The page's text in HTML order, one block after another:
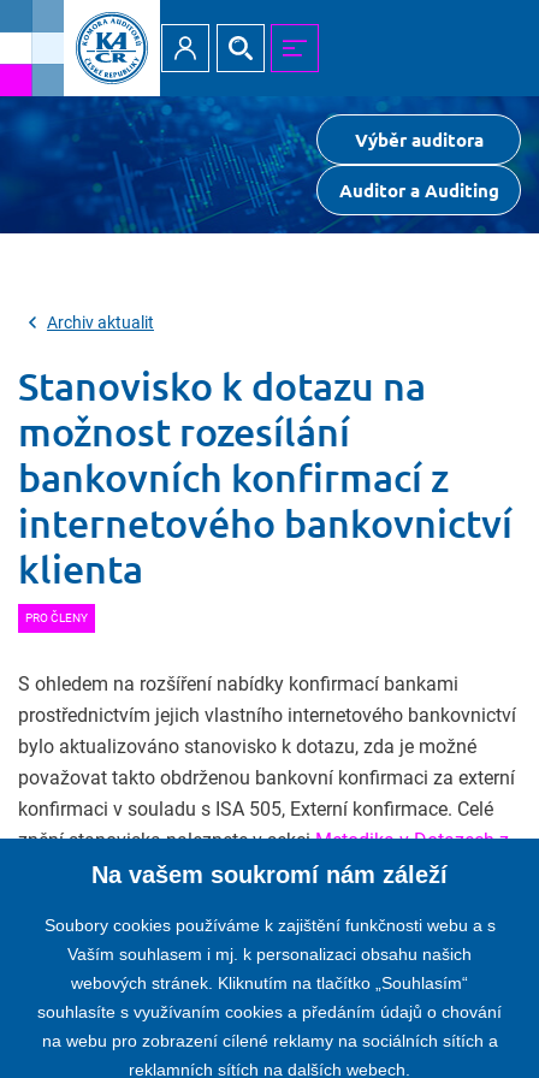
Přihlásit
Výběr auditora
Auditor a Auditing
Archiv aktualit
Stanovisko k dotazu na
možnost rozesílání
bankovních konfirmací z
internetového bankovnictví
klienta
PRO ČLENY
S ohledem na rozšíření nabídky konfirmací bankami
prostřednictvím jejich vlastního internetového bankovnictví
bylo aktualizováno stanovisko k dotazu, zda je možné
považovat takto obdrženou bankovní konfirmaci za externí
konfirmaci v souladu s ISA 505, Externí konfirmace. Celé
znění stanoviska naleznete v sekciMetodika v Dotazech z
praxe k metodice auditu
KOMORA AUDITORŮ ČESKÉ REPUBLIKY
Opletalova 55, 110 00 PRAHA 1
Telefon:+420 224 222 178,+420 224 212 670
Na vašem soukromí nám záleží
Soubory cookies používáme k zajištění funkčnosti webu a s
Vaším souhlasem i mj. k personalizaci obsahu našich
webových stránek. Kliknutím na tlačítko „Souhlasím“
souhlasíte s využívaním cookies a předáním údajů o chování
na webu pro zobrazení cílené reklamy na sociálních sítích a
reklamních sítích na dalších webech.